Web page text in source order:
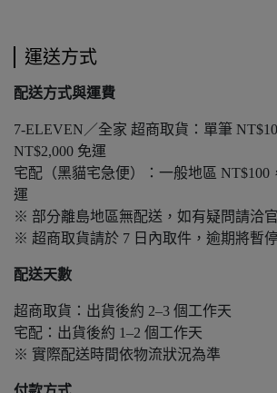
運送方式
配送方式與運費
7-ELEVEN／全家 超商取貨：單筆
NT$2,000 免運
宅配（黑貓宅急便）：一般地區 NT$100
運
※ 部分離島地區無配送，如有疑問請洽
※ 超商取貨請於 7 日內取件，逾期將暫
配送天數
超商取貨：出貨後約 2–3 個工作天
宅配：出貨後約 1–2 個工作天
※ 實際配送時間依物流狀況為準